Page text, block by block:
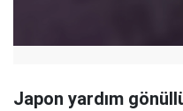
Japon yardım